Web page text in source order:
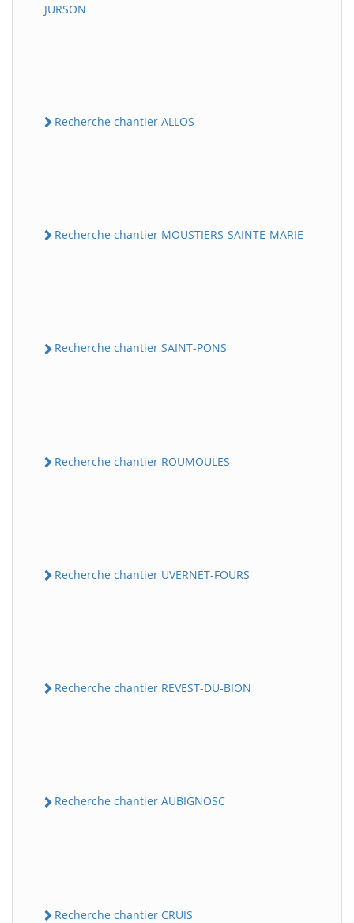
JURSON
Recherche chantier ALLOS
Recherche chantier MOUSTIERS-SAINTE-MARIE
Recherche chantier SAINT-PONS
Recherche chantier ROUMOULES
Recherche chantier UVERNET-FOURS
Recherche chantier REVEST-DU-BION
Recherche chantier AUBIGNOSC
Recherche chantier CRUIS